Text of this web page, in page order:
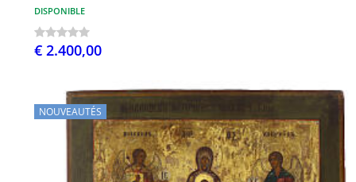
DISPONIBLE
€ 2.400,00
NOUVEAUTÉS